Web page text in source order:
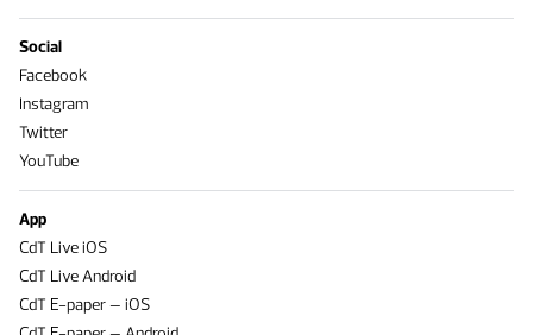
Social
Facebook
Instagram
Twitter
YouTube
App
CdT Live iOS
CdT Live Android
CdT E-paper – iOS